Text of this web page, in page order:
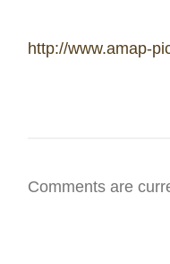
http://www.amap-
Comments are